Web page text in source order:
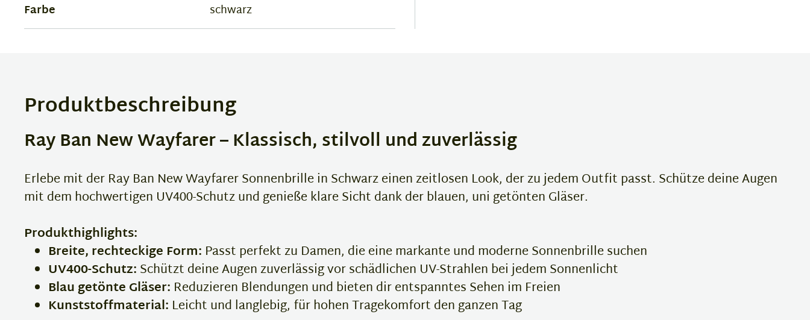
Farbe
schwarz
Produktbeschreibung
Ray Ban New Wayfarer – Klassisch, stilvoll und zuverlässig
Erlebe mit der Ray Ban New Wayfarer Sonnenbrille in Schwarz einen zeitlosen Look, der zu jedem Outfit passt. Schütze deine Augen
mit dem hochwertigen UV400-Schutz und genieße klare Sicht dank der blauen, uni getönten Gläser.
Produkthighlights:
Breite, rechteckige Form: Passt perfekt zu Damen, die eine markante und moderne Sonnenbrille suchen
UV400-Schutz:Schützt deine Augen zuverlässig vor schädlichen UV-Strahlen bei jedem Sonnenlicht
Blau getönte Gläser: Reduzieren Blendungen und bieten dir entspanntes Sehen im Freien
Kunststoffmaterial: Leicht und langlebig, für hohen Tragekomfort den ganzen Tag